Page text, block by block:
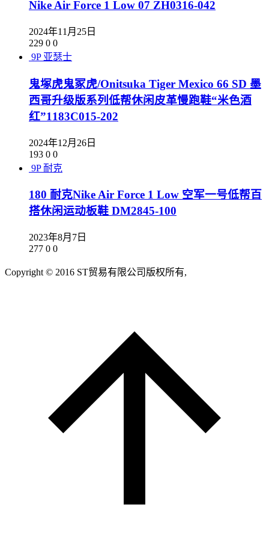
Nike Air Force 1 Low 07 ZH0316-042
2024年11月25日
229 0 0
9P 亚瑟士
鬼塚虎鬼冢虎/Onitsuka Tiger Mexico 66 SD 墨
西哥升级版系列低帮休闲皮革慢跑鞋“米色酒
红”1183C015-202
2024年12月26日
193 0 0
9P 耐克
180 耐克Nike Air Force 1 Low 空军一号低帮百
搭休闲运动板鞋 DM2845-100
2023年8月7日
277 0 0
Copyright © 2016 ST贸易有限公司版权所有,